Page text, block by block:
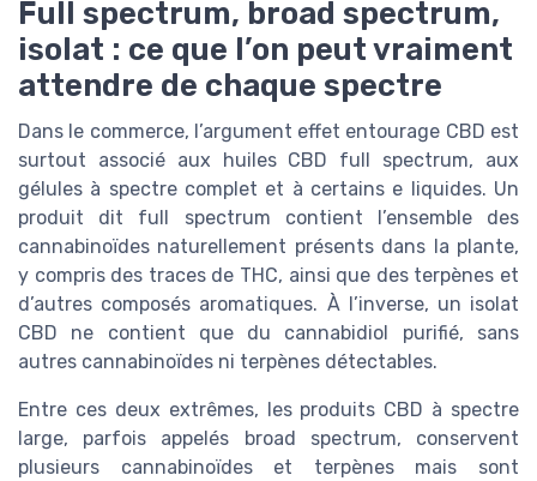
Full spectrum, broad spectrum,
isolat : ce que l’on peut vraiment
attendre de chaque spectre
Dans le commerce, l’argument effet entourage CBD est
surtout associé aux huiles CBD full spectrum, aux
gélules à spectre complet et à certains e liquides. Un
produit dit full spectrum contient l’ensemble des
cannabinoïdes naturellement présents dans la plante,
y compris des traces de THC, ainsi que des terpènes et
d’autres composés aromatiques. À l’inverse, un isolat
CBD ne contient que du cannabidiol purifié, sans
autres cannabinoïdes ni terpènes détectables.
Entre ces deux extrêmes, les produits CBD à spectre
large, parfois appelés broad spectrum, conservent
plusieurs cannabinoïdes et terpènes mais sont